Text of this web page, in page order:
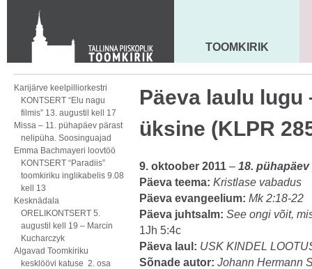
KONTAKT
Toom-Kooli 6, 10130 TALLINN
tallinna.toom@eelk.ee
MAARJA KIRIK
TOOMKIRIK
Karijärve keelpilliorkestri
KONTSERT “Elu nagu
filmis” 13. augustil kell 17
Missa – 11. pühapäev pärast
nelipüha. Soosinguajad
Emma Bachmayeri loovtöö
KONTSERT “Paradiis”
toomkiriku inglikabelis 9.08
kell 13
Kesknädala
ORELIKONTSERT 5.
augustil kell 19 – Marcin
Kucharczyk
Algavad Toomkiriku
kesklöövi katuse 2. osa
Päeva laulu
üksine (KLPR
9. oktoober 2011 – 18.
Päeva teema: Kristlase vabadus
Päeva evangeelium: Mk 2:18-22
Päeva juhtsalm: See ongi võit,
1Jh 5:4c
Päeva laul: USK KINDEL
Sõnade autor: Johann Hermann